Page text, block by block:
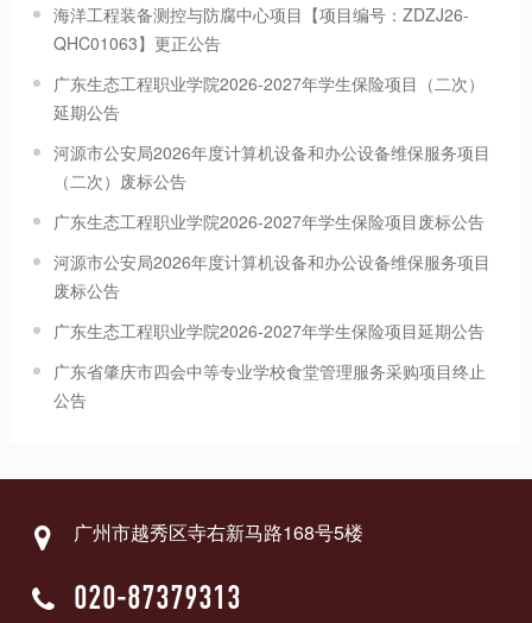
海洋工程装备测控与防腐中心项目【项目编号：ZDZJ26-
QHC01063】更正公告
广东生态工程职业学院2026-2027年学生保险项目（二次）
延期公告
河源市公安局2026年度计算机设备和办公设备维保服务项目
（二次）废标公告
广东生态工程职业学院2026-2027年学生保险项目废标公告
河源市公安局2026年度计算机设备和办公设备维保服务项目
废标公告
广东生态工程职业学院2026-2027年学生保险项目延期公告
广东省肇庆市四会中等专业学校食堂管理服务采购项目终止
公告
广州市越秀区寺右新马路168号5楼
020-87379313